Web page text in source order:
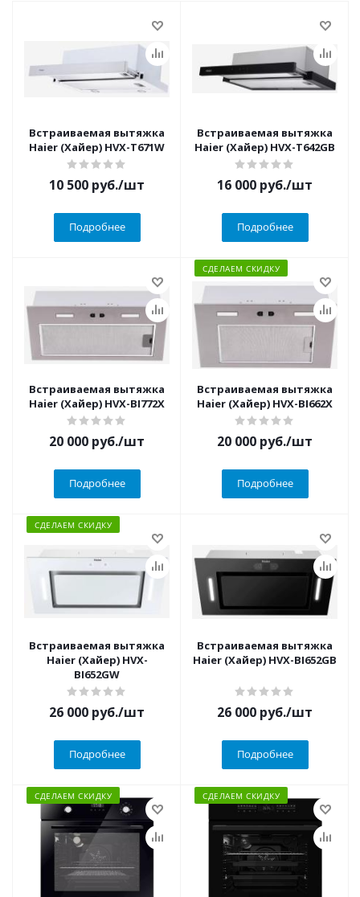
Встраиваемая вытяжка
Haier (Хайер) HVX-T671W
10 500 руб./шт
Подробнее
Встраиваемая вытяжка
Haier (Хайер) HVX-T642GB
16 000 руб./шт
Подробнее
Встраиваемая вытяжка
Haier (Хайер) HVX-BI772X
20 000 руб./шт
Подробнее
СДЕЛАЕМ СКИДКУ
Встраиваемая вытяжка
Haier (Хайер) HVX-BI662X
20 000 руб./шт
Подробнее
СДЕЛАЕМ СКИДКУ
Встраиваемая вытяжка
Haier (Хайер) HVX-
BI652GW
26 000 руб./шт
Подробнее
Встраиваемая вытяжка
Haier (Хайер) HVX-BI652GB
26 000 руб./шт
Подробнее
СДЕЛАЕМ СКИДКУ СДЕЛАЕМ СКИДКУ